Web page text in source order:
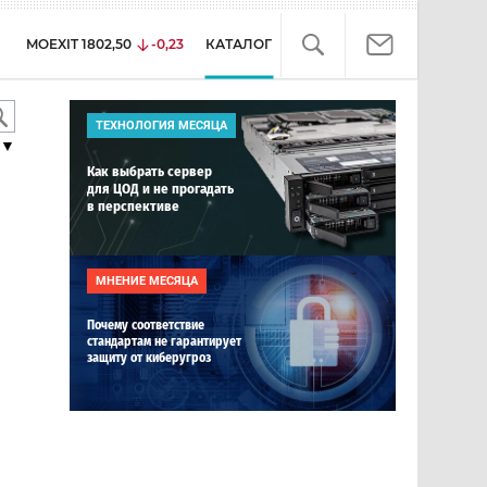
MOEXIT 1802,50 -0,23 КАТАЛОГ
ТЕХНОЛОГИЯ МЕСЯЦА
Как выбрать сервер
для ЦОД и не прогадать
в перспективе
МНЕНИЕ МЕСЯЦА
Почему соответствие
стандартам не гарантирует
защиту от киберугроз